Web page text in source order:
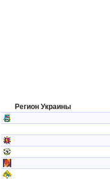
Регион Украины